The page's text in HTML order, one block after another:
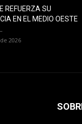
REFUERZA SU
EN EL MEDIO OESTE
2026